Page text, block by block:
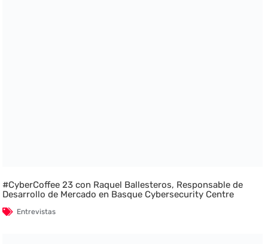
#CyberCoffee 23 con Raquel Ballesteros, Responsable de
Desarrollo de Mercado en Basque Cybersecurity Centre
Entrevistas